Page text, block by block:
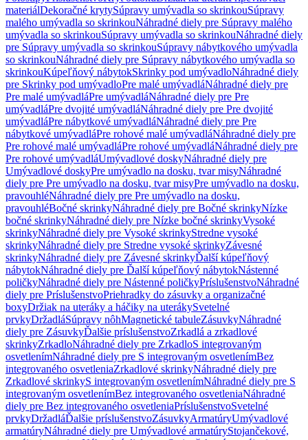
materiálDekoračné krytySúpravy umývadla so skrinkouSúpravy
malého umývadla so skrinkouNáhradné diely pre Súpravy malého
umývadla so skrinkouSúpravy umývadla so skrinkouNáhradné diely
pre Súpravy umývadla so skrinkouSúpravy nábytkového umývadla
so skrinkouNáhradné diely pre Súpravy nábytkového umývadla so
skrinkouKúpeľňový nábytokSkrinky pod umývadloNáhradné diely
pre Skrinky pod umývadloPre malé umývadláNáhradné diely pre
Pre malé umývadláPre umývadláNáhradné diely pre Pre
umývadláPre dvojité umývadláNáhradné diely pre Pre dvojité
umývadláPre nábytkové umývadláNáhradné diely pre Pre
nábytkové umývadláPre rohové malé umývadláNáhradné diely pre
Pre rohové malé umývadláPre rohové umývadláNáhradné diely pre
Pre rohové umývadláUmývadlové doskyNáhradné diely pre
Umývadlové doskyPre umývadlo na dosku, tvar misyNáhradné
diely pre Pre umývadlo na dosku, tvar misyPre umývadlo na dosku,
pravouhléNáhradné diely pre Pre umývadlo na dosku,
pravouhléBočné skrinkyNáhradné diely pre Bočné skrinkyNízke
bočné skrinkyNáhradné diely pre Nízke bočné skrinkyVysoké
skrinkyNáhradné diely pre Vysoké skrinkyStredne vysoké
skrinkyNáhradné diely pre Stredne vysoké skrinkyZávesné
skrinkyNáhradné diely pre Závesné skrinkyĎalší kúpeľňový
nábytokNáhradné diely pre Ďalší kúpeľňový nábytokNástenné
poličkyNáhradné diely pre Nástenné poličkyPríslušenstvoNáhradné
diely pre PríslušenstvoPriehradky do zásuvky a organizačné
boxyDržiak na uteráky a háčiky na uterákySvetelné
prvkyDržadláSúpravy nôhMagnetické tabuleZásuvkyNáhradné
diely pre ZásuvkyĎalšie príslušenstvoZrkadlá a zrkadlové
skrinkyZrkadloNáhradné diely pre ZrkadloS integrovaným
osvetlenímNáhradné diely pre S integrovaným osvetlenímBez
integrovaného osvetleniaZrkadlové skrinkyNáhradné diely pre
Zrkadlové skrinkyS integrovaným osvetlenímNáhradné diely pre S
integrovaným osvetlenímBez integrovaného osvetleniaNáhradné
diely pre Bez integrovaného osvetleniaPríslušenstvoSvetelné
prvkyDržadláĎalšie príslušenstvoZásuvkyArmatúryUmývadlové
armatúryNáhradné diely pre Umývadlové armatúryStojančekové,